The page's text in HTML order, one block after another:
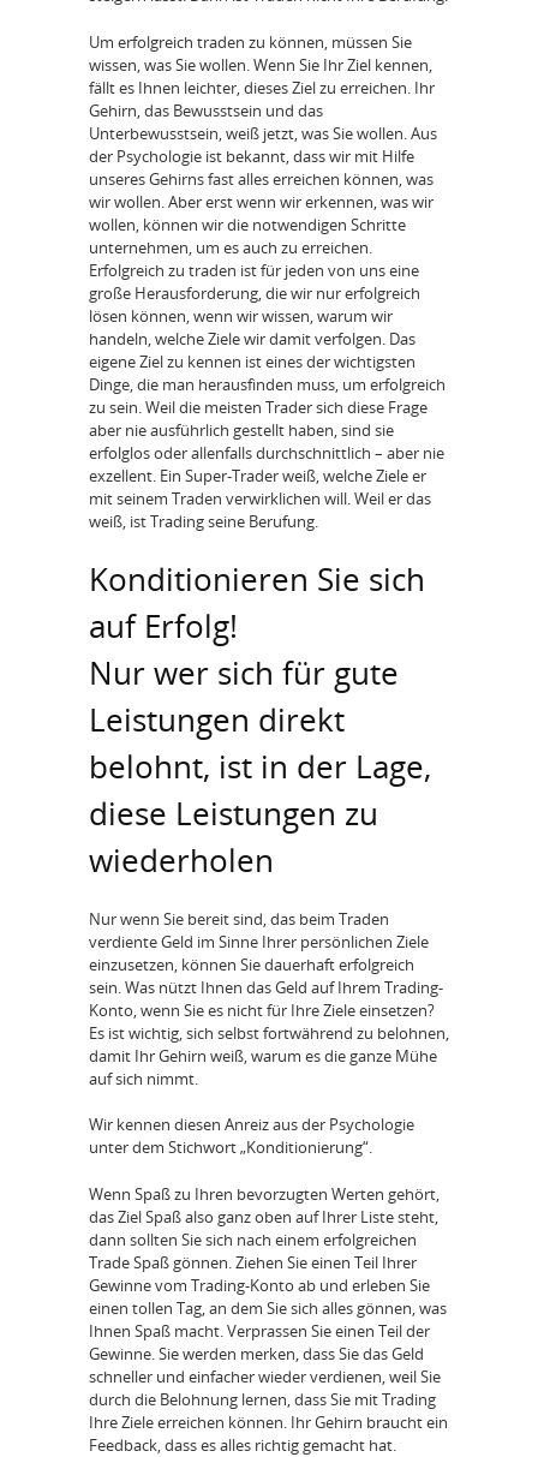
Um erfolgreich traden zu können, müssen Sie
wissen, was Sie wollen. Wenn Sie Ihr Ziel kennen,
fällt es Ihnen leichter, dieses Ziel zu erreichen. Ihr
Gehirn, das Bewusstsein und das
Unterbewusstsein, weiß jetzt, was Sie wollen. Aus
der Psychologie ist bekannt, dass wir mit Hilfe
unseres Gehirns fast alles erreichen können, was
wir wollen. Aber erst wenn wir erkennen, was wir
wollen, können wir die notwendigen Schritte
unternehmen, um es auch zu erreichen.
Erfolgreich zu traden ist für jeden von uns eine
große Herausforderung, die wir nur erfolgreich
lösen können, wenn wir wissen, warum wir
handeln, welche Ziele wir damit verfolgen. Das
eigene Ziel zu kennen ist eines der wichtigsten
Dinge, die man herausfinden muss, um erfolgreich
zu sein. Weil die meisten Trader sich diese Frage
aber nie ausführlich gestellt haben, sind sie
erfolglos oder allenfalls durchschnittlich – aber nie
exzellent. Ein Super-Trader weiß, welche Ziele er
mit seinem Traden verwirklichen will. Weil er das
weiß, ist Trading seine Berufung.
Konditionieren Sie sich
auf Erfolg!
Nur wer sich für gute
Leistungen direkt
belohnt, ist in der Lage,
diese Leistungen zu
wiederholen
Nur wenn Sie bereit sind, das beim Traden
verdiente Geld im Sinne Ihrer persönlichen Ziele
einzusetzen, können Sie dauerhaft erfolgreich
sein. Was nützt Ihnen das Geld auf Ihrem Trading-
Konto, wenn Sie es nicht für Ihre Ziele einsetzen?
Es ist wichtig, sich selbst fortwährend zu belohnen,
damit Ihr Gehirn weiß, warum es die ganze Mühe
auf sich nimmt.
Wir kennen diesen Anreiz aus der Psychologie
unter dem Stichwort „Konditionierung“.
Wenn Spaß zu Ihren bevorzugten Werten gehört,
das Ziel Spaß also ganz oben auf Ihrer Liste steht,
dann sollten Sie sich nach einem erfolgreichen
Trade Spaß gönnen. Ziehen Sie einen Teil Ihrer
Gewinne vom Trading-Konto ab und erleben Sie
einen tollen Tag, an dem Sie sich alles gönnen, was
Ihnen Spaß macht. Verprassen Sie einen Teil der
Gewinne. Sie werden merken, dass Sie das Geld
schneller und einfacher wieder verdienen, weil Sie
durch die Belohnung lernen, dass Sie mit Trading
Ihre Ziele erreichen können. Ihr Gehirn braucht ein
Feedback, dass es alles richtig gemacht hat.